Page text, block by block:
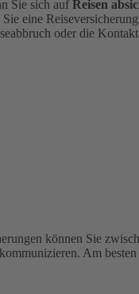
Sie sich auf Reisen
eine
oder die
können Sie
Am